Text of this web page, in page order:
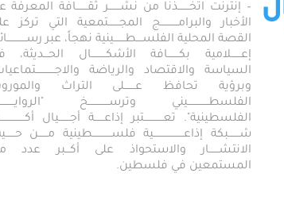
– إنترنت اتخـــــــذنا من نشـــــــر ثقـــــــافة المعرفة
الأخبار والبرامـــــــــــج المجـــــــتمعية التي تركز
القصة المحلية الفلســــطـــــــينية نهجاً، عبر
إعــــــلامية بكـــــــافة الأشكـــــــــال الحـــديثة،
السياسة والاقتصاد والرياضة
وبرؤية تحافظ عـــــــلى التراث
الفلسطـــــــــــــيني وترســـــــــــــخ
الفلسطينية". تعــــــــــــتبر إذاعــــــة أجـــــــيال
شـــــــبكة إذاعـــــــــــــــــــية فلســــــــــــطينية مــــــن
الانتشــــــار والاستحواذ على أكـــبر عدد
المستمعين في فلسطين.